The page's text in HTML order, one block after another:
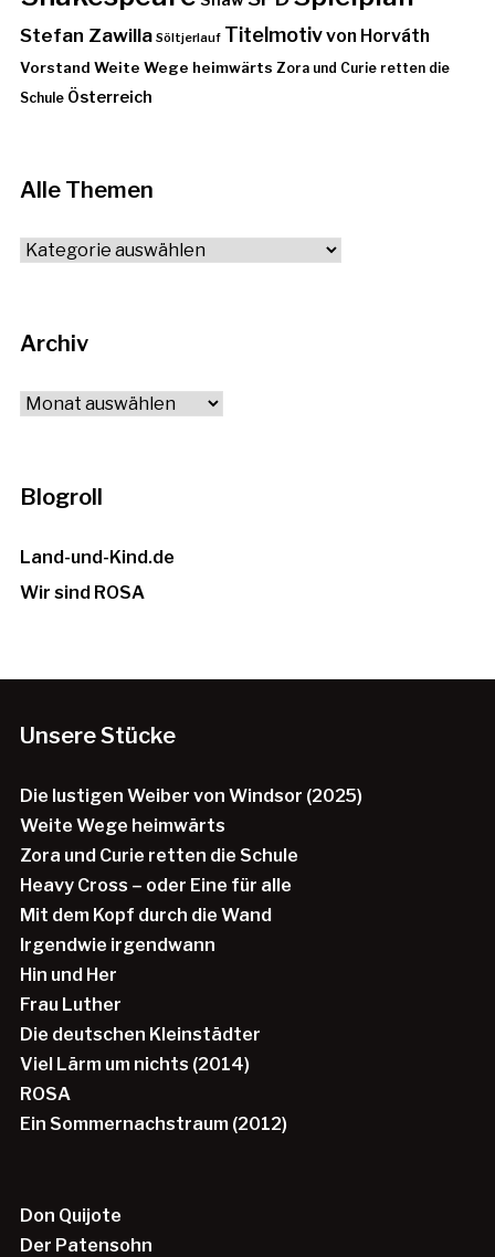
Stefan Zawilla Söltjerlauf Titelmotivvon Horváth
Vorstand Weite Wege heimwärts Zora und Curie retten die
Schule Österreich
Alle Themen
Alle
Archiv
Archiv
Blogroll
Land-und-Kind.de
Wir sind ROSA
Unsere Stücke
Die lustigen Weiber von Windsor (2025)
Weite Wege heimwärts
Zora und Curie retten die Schule
Heavy Cross – oder Eine für alle
Mit dem Kopf durch die Wand
Irgendwie irgendwann
Hin und Her
Frau Luther
Die deutschen Kleinstädter
Viel Lärm um nichts (2014)
ROSA
Ein Sommernachstraum (2012)
Don Quijote
Der Patensohn